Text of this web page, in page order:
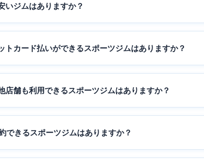
いジムはありますか？
トカード払いができるスポーツジムはありますか？
店舗も利用できるスポーツジムはありますか？
できるスポーツジムはありますか？